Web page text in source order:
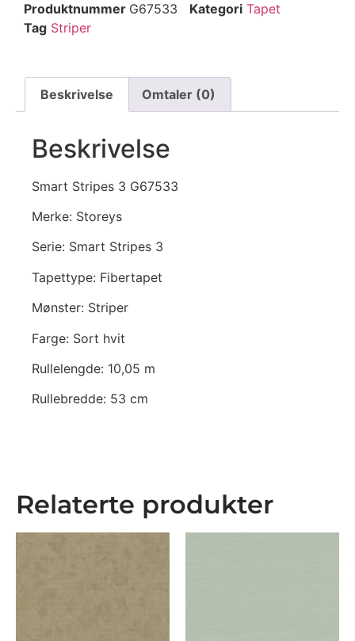
Produktnummer G67533 Kategori Tapet
Tag Striper
Beskrivelse Omtaler (0)
Beskrivelse
Smart Stripes 3 G67533
Merke: Storeys
Serie: Smart Stripes 3
Tapettype: Fibertapet
Mønster: Striper
Farge: Sort hvit
Rullelengde: 10,05 m
Rullebredde: 53 cm
Relaterte produkter